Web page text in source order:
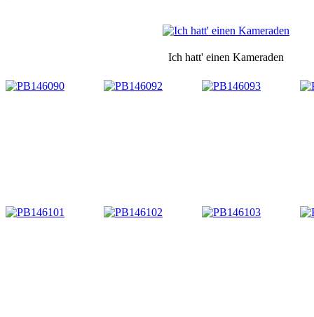
Ich hatt' einen Kameraden